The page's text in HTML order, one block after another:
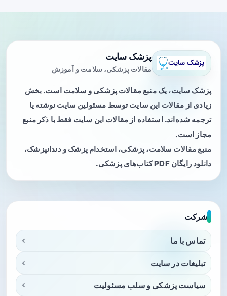
پزشک سایت
مقالات پزشکی، سلامت و آموزش
پزشک سایت، یک منبع مقالات پزشکی و سلامت است. بخش
زیادی از مقالات این سایت توسط مسئولین سایت نوشته یا
ترجمه شده‌اند. استفاده از مقالات این سایت فقط با ذکر منبع
مجاز است.
منبع مقالات سلامت، پزشکی، استخدام پزشک و دندانپزشک،
دانلود رایگان PDF کتاب‌های پزشکی.
شرکت
تماس با ما
تبلیغات در سایت
سیاست پزشکی و سلب مسئولیت